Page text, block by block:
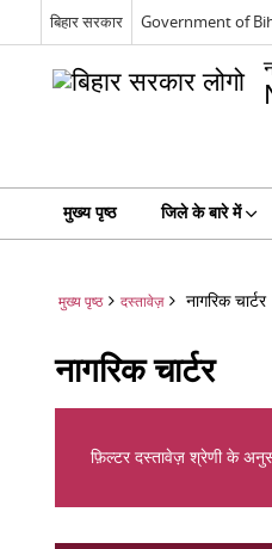
बिहार सरकार Government of
मुख्य पृष्ठ जिले के बारे में
मुख्य पृष्ठ दस्तावेज़ नागरिक चार्टर
नागरिक चार्टर
फ़िल्टर दस्तावेज़ श्रेणी के